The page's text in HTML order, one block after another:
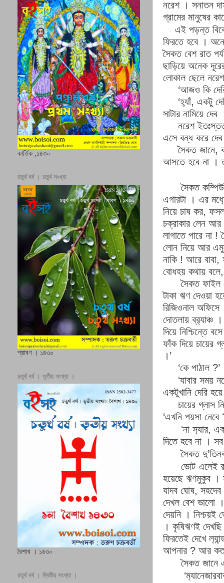
নরেশ । সনাতন
গ্রামের মানুষের
এই পড়ন্ত
ফিরতে হবে ।
সৈকত বেশ রাত
ছাড়িয়ে অনেক
লোকাল ছেলে
‘আজও কি
‘হ‍্যাঁ, একটু
সাটার নামিয়ে দেব
নরেশ
এসে বন্ধ করে দেব
সৈকত জানে,
আসতে হবে না ।
সৈকত
এগারটা । এর
নিয়ে চাষ কর,
চক্রাকার লেন
লাগাতে পারে না !
লোন নিয়ে আর
নাকি ! আরে বাবা,
বোধহয় কথায় বলে
সৈকত
টাকা ঋণ দেওয়া
রিজিওনাল অফিসে
দোতলায় ব্র‍্যাঞ্চ ।
দিয়ে নিশ্চিন্তে
ফাঁক দিয়ে চায়ের
।’
‘কে পাঠাল?’
‘যাবার সময়
একটুখানি দেরি
চায়ের গ্লাস
‘এখনি পয়সা নেবে
‘না স‍্যার,
দিতে হবে না ।
সৈকত দু’
ভোট এলেই
হয়েছে ঋণমুকুব ।
যাদব ঘোষ,
দেখল বেশ ভালো ।
দেয়নি । নিশ্চয়ই
। কৃষিঋণই দেখছি
ফিরতেই দেখে
আপনার ? আর কত
সৈকত
‘
কার্তিক ,১৪৩০
চতুর্থ বর্ষ । চতুর্থ সংখ্যা
শ্রাবণ । ১৪৩০
চতুর্থ বর্ষ । তৃতীয় সংখ্যা ।
বৈশাখ । ১৪৩০
চতুর্থ বর্ষ । দ্বিতীয় সংখ্যা ।